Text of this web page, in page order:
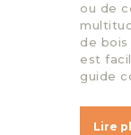
ou de
de
est
guide
Lire